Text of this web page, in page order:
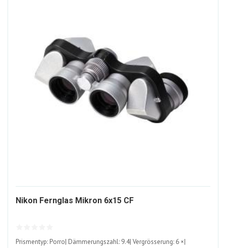
Nikon Fernglas Mikron 6x15 CF1362164-
Prismentyp: Porro| Dämmerungszahl: 9.4| Vergrösserung: 6 ×|